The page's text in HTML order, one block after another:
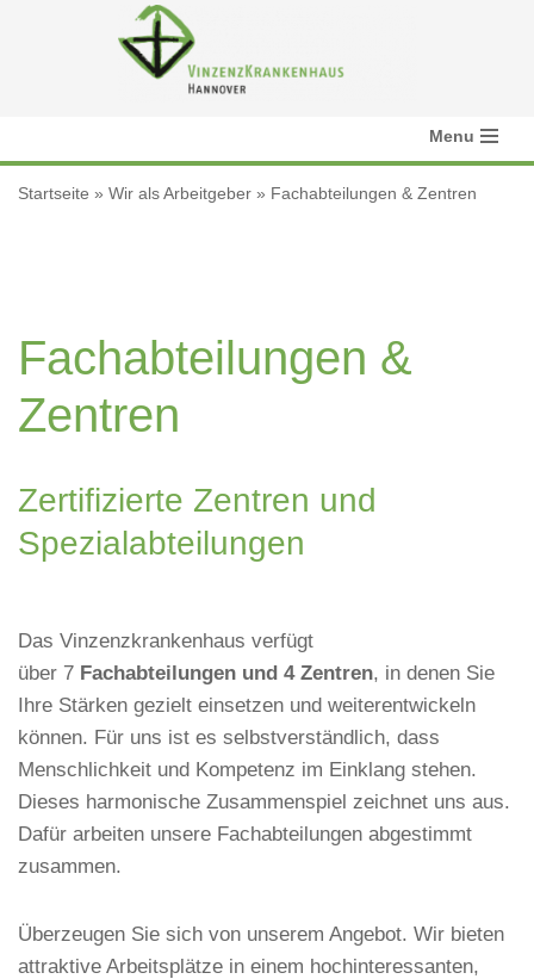
Menu
Startseite » Wir als Arbeitgeber » Fachabteilungen & Zentren
Fachabteilungen &
Zentren
Zertifizierte Zentren und
Spezialabteilungen
Das Vinzenzkrankenhaus verfügt
über 7 Fachabteilungen und 4 Zentren, in denen Sie
Ihre Stärken gezielt einsetzen und weiterentwickeln
können. Für uns ist es selbstverständlich, dass
Menschlichkeit und Kompetenz im Einklang stehen.
Dieses harmonische Zusammenspiel zeichnet uns aus.
Dafür arbeiten unsere Fachabteilungen abgestimmt
zusammen.
Überzeugen Sie sich von unserem Angebot. Wir bieten
attraktive Arbeitsplätze in einem hochinteressanten,